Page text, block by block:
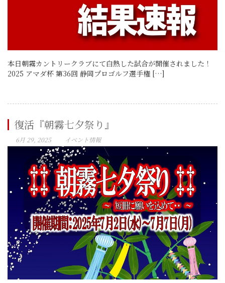
本日朝霧カントリークラブにて白熱した試合が開催されました！
2025 アマダ杯 第36回 静岡プロゴルフ選手権 […]
復活『朝霧七夕祭り』
6月 29, 2025 イベント情報